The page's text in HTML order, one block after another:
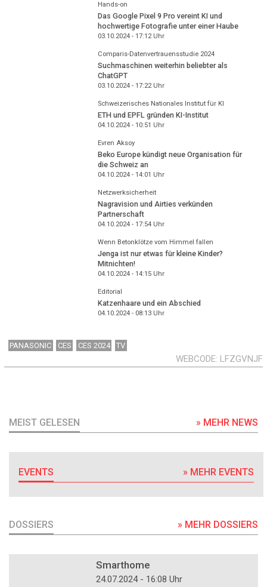
Hands-on
Das Google Pixel 9 Pro vereint KI und
hochwertige Fotografie unter einer Haube
03.10.2024 - 17:12Uhr
Comparis-Datenvertrauensstudie 2024
Suchmaschinen weiterhin beliebter als
ChatGPT
03.10.2024 - 17:22Uhr
Schweizerisches Nationales Institut für KI
ETH und EPFL gründen KI-Institut
04.10.2024 - 10:51 Uhr
Evren Aksoy
Beko Europe kündigt neue Organisation für
die Schweiz an
04.10.2024 - 14:01 Uhr
Netzwerksicherheit
Nagravision und Airties verkünden
Partnerschaft
04.10.2024 - 17:54Uhr
Wenn Betonklötze vom Himmel fallen
Jenga ist nur etwas für kleine Kinder?
Mitnichten!
04.10.2024 - 14:15Uhr
Editorial
Katzenhaare und ein Abschied
04.10.2024 - 08:13Uhr
PANASONIC CES CES 2024 TV
WEBCODE LFZGVNJF
MEIST GELESEN » MEHR NEWS
EVENTS » MEHR EVENTS
DOSSIERS » MEHR DOSSIERS
Smarthome
24.07.2024 - 16:08 Uhr